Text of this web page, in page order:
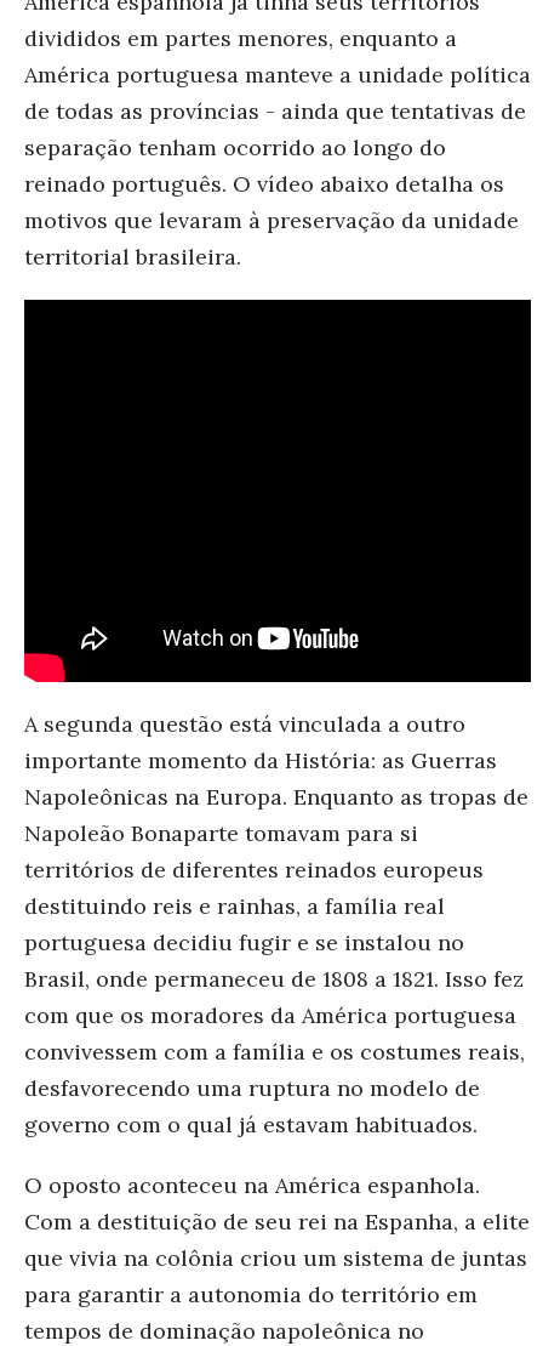
divididos em partes menores, enquanto a
América portuguesa manteve a unidade política
de todas as províncias - ainda que tentativas de
separação tenham ocorrido ao longo do
reinado português. O vídeo abaixo detalha os
motivos que levaram à preservação da unidade
territorial brasileira.
A segunda questão está vinculada a outro
importante momento da História: as Guerras
Napoleônicas na Europa. Enquanto as tropas de
Napoleão Bonaparte tomavam para si
territórios de diferentes reinados europeus
destituindo reis e rainhas, a família real
portuguesa decidiu fugir e se instalou no
Brasil, onde permaneceu de 1808 a 1821. Isso fez
com que os moradores da América portuguesa
convivessem com a família e os costumes reais,
desfavorecendo uma ruptura no modelo de
governo com o qual já estavam habituados.
O oposto aconteceu na América espanhola.
Com a destituição de seu rei na Espanha, a elite
que vivia na colônia criou um sistema de juntas
para garantir a autonomia do território em
tempos de dominação napoleônica no